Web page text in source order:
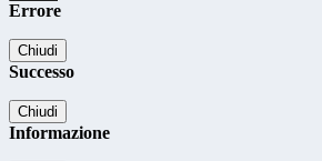
Errore
Chiudi
Successo
Chiudi
Informazione